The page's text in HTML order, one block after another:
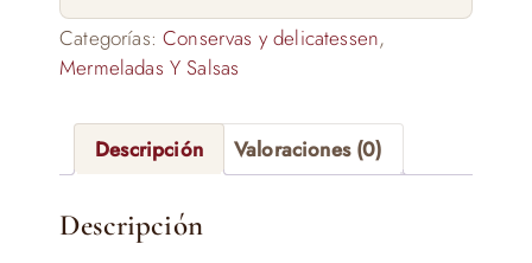
Categorías:Conservas y delicatessen,
Mermeladas Y Salsas
Descripción Valoraciones (0)
Descripción